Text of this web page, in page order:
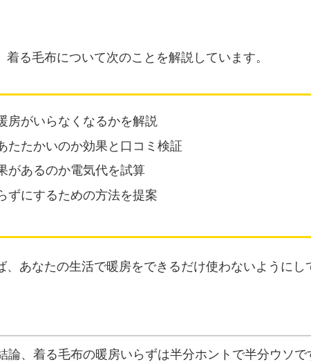
着る毛布について次のことを解説しています。
房がいらなくなるかを解説
たたかいのか効果と口コミ検証
があるのか電気代を試算
ずにするための方法を提案
、あなたの生活で暖房をできるだけ使わないようにし
論、着る毛布の暖房いらずは半分ホントで半分ウソで